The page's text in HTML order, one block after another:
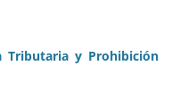
Tributaria y Prohibición